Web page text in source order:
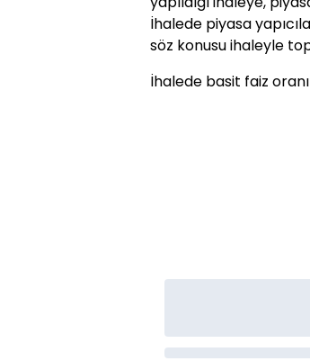
İhalede piyasa
söz konusu ihaleyle
İhalede basit faiz